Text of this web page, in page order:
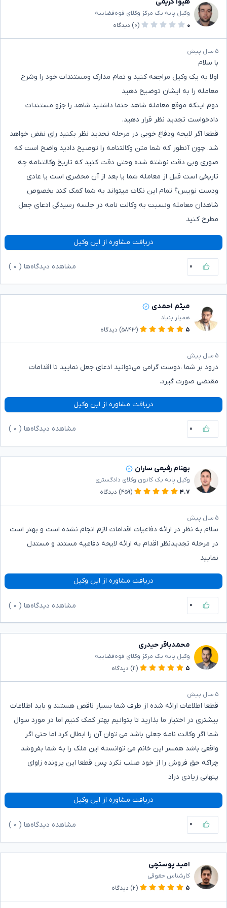
وکیل پایه یک مرکز وکلای قوه‌قضاییه
۰
(۰) دیدگاه
۵ سال پیش
با سلام
اولا به یک وکیل مراجعه کنید و تمام مدارک ومستندات خود را وشرح
معامله را به ایشان توضیح دهید
دوم اینکه موقع معامله شاهد حتما داشتید شاهد را جزو مستندات
دادخواست تجدید نظر قرار دهید.
قطعا اگر لایحه ودفاع خوبی در مرحله تجدید نظر بکنید رای نقض خواهد
شد، چون آنطور که شما متن وکالتنامه را توضیح دادید واضح است که
صوری وبی دقت نوشته شده وحتی دقت کنید که تاریخ وکالتنامه چه
تاریخی است قبل از معامله شما یا بعد از آن محضری است یا عادی
ودست نویس؟ تمام این نکات میتواند به شما کمک کند بخصوص
شاهدان معامله ونسبت به وکالت نامه در جلسه رسیدگی ادعای جعل
مطرح کنید
دریافت مشاوره از این وکیل
۰ مشاهده دیدگاه‌ها ( ۰
میثم احمدی
همیار بنیاد
۵
(۵۸۴۳) دیدگاه
۵ سال پیش
درود بر شما ،دوست گرامی می‌توانید ادعای جعل نمایید تا اقدامات
مقتضی صورت گیرد.
دریافت مشاوره از این وکیل
۰ مشاهده دیدگاه‌ها ( ۰
بهنام رفیعی ساران
وکیل پایه یک کانون وکلای دادگستری
۴.۷
(۴۵۹) دیدگاه
۵ سال پیش
سلام به نظر در ارائه دفاعیات اقدامات لازم انجام نشده است و بهتر است
در مرحله تجدیدنظر اقدام به ارائه لایحه دفاعیه مستند و مستدل
نمایید
دریافت مشاوره از این وکیل
۰ مشاهده دیدگاه‌ها ( ۰
محمدباقر حیدری
وکیل پایه یک مرکز وکلای قوه‌قضاییه
۵
(۱۱) دیدگاه
۵ سال پیش
قطعا اطلاعات ارائه شده از طرف شما بسیار ناقص هستند و باید اطلاعات
بیشتری در اختیار ما بذارید تا بتوانیم بهتر کمک کنیم اما در مورد سوال
شما اگر وکالت نامه جعلی باشد می توان آن را ابطال کرد اما حتی اگر
واقعی باشد همسر این خانم می توانسته این ملک را به شما بفروشد
چراکه حق فروش را از خود صلب نکرد پس قطعا این پرونده زاوای
پنهانی زیادی دراد
دریافت مشاوره از این وکیل
۰ مشاهده دیدگاه‌ها ( ۰
امید پوستچی
کارشناس حقوقی
۵
(۲) دیدگاه